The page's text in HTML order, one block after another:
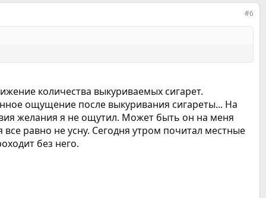
#6
количества выкуриваемых сигарет.
ощущение после выкуривания сигареты... На
желания я не ощутил. Может быть он на меня
равно не усну. Сегодня утром почитал местные
без него.